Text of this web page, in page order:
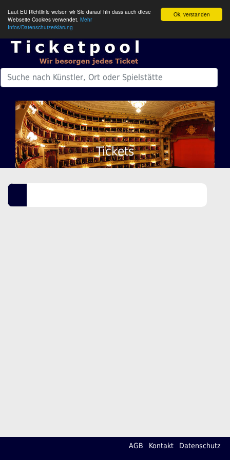
Ok, verstanden
Laut EU Richtlinie weisen wir Sie darauf hin dass auch diese
Webseite Cookies verwendet. Mehr
Infos/Datenschutzerklärung
Tickets
AGB Kontakt Datenschutz